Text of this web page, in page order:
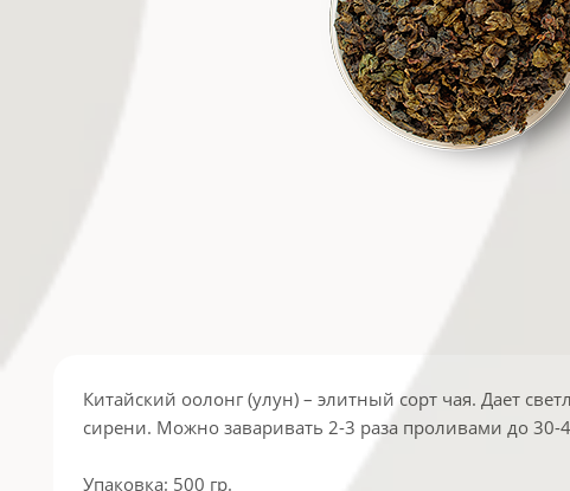
Китайский оолонг (улун) – элитный сорт чая. Дает
сирени. Можно заваривать 2-3 раза проливами до 30-
Упаковка: 500 гр.